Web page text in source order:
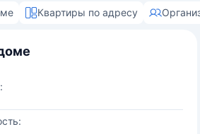
Квартиры по адресу